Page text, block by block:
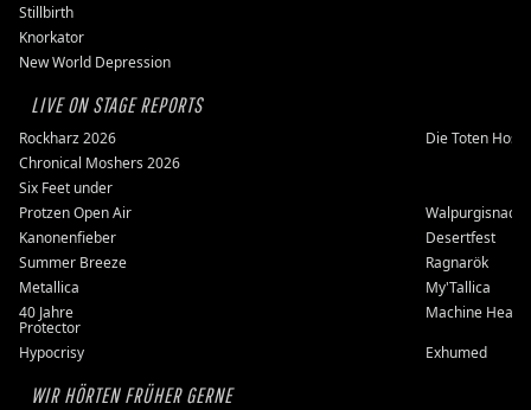
Stillbirth
Knorkator
New World Depression
LIVE ON STAGE REPORTS
Rockharz 2026
Die Toten
Chronical Moshers 2026
Six Feet under
Protzen Open Air
Walpurgisnacht
Kanonenfieber
Desertfest
Summer Breeze
Ragnarök
Metallica
My'Tallica
40 Jahre
Protector
Machine Head
Hypocrisy
Exhumed
WIR HÖRTEN FRÜHER GERNE